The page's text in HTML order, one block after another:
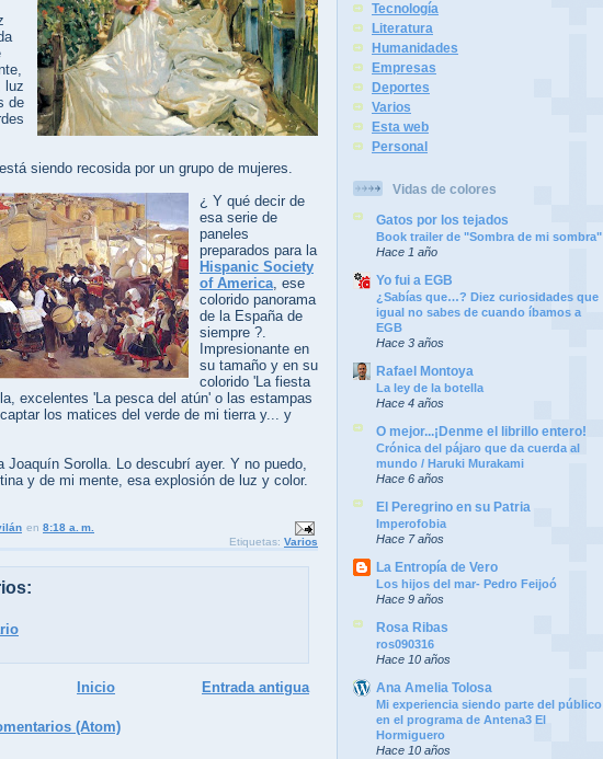
luz
de
siendo recosida por un grupo de mujeres.
¿ Y qué decir de
esa serie de
paneles
preparados para la
Hispanic Society
of America, ese
colorido panorama
de la España de
siempre ?.
Impresionante en
su tamaño y en su
colorido 'La fiesta
excelentes 'La pesca del atún' o las estampas
los matices del verde de mi tierra y... y
Joaquín Sorolla. Lo descubrí ayer. Y no puedo,
y de mi mente, esa explosión de luz y color.
en 8:18 a. m.
Etiquetas: Varios
Entrada antigua
Inicio
(Atom)
Tecnología
Literatura
Humanidades
Empresas
Deportes
Varios
Esta web
Personal
Vidas de colores
Gatos por los tejados
Book trailer de "Sombra de mi sombra"
Hace 1 año
Yo fui a EGB
¿Sabías que…? Diez curiosidades que
igual no sabes de cuando íbamos a
EGB
Hace 3 años
Rafael Montoya
La ley de la botella
Hace 4 años
O mejor...¡Denme el librillo entero!
Crónica del pájaro que da cuerda al
mundo / Haruki Murakami
Hace 6 años
El Peregrino en su Patria
Imperofobia
Hace 7 años
La Entropía de Vero
Los hijos del mar- Pedro Feijoó
Hace 9 años
Rosa Ribas
ros090316
Hace 10 años
Ana Amelia Tolosa
Mi experiencia siendo parte del público
en el programa de Antena3 El
Hormiguero
Hace 10 años